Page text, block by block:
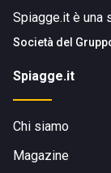
Spiagge.it è una
Società del
Spiagge.it
Chi siamo
Magazine